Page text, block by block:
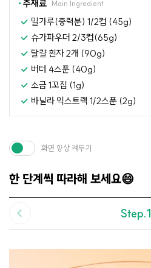
주재료 Main Ingredient
밀가루(중력분) 1/2컵 (45g)
슈가파우더 2/3컵(65g)
달걀 흰자 2개 (90g)
버터 4스푼 (40g)
소금 1꼬집 (1g)
바닐라 익스트랙 1/2스푼 (2g)
한 단계씩 따라해 보세요😄
화면 항상 켜두기
Step.1